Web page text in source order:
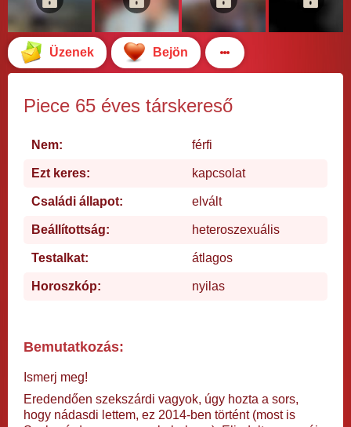
Üzenek Bejön
Piece 65 éves társkereső
Nem: férfi
Ezt keres: kapcsolat
Családi állapot: elvált
Beállítottság: heteroszexuális
Testalkat: átlagos
Horoszkóp: nyilas
Bemutatkozás:
Ismerj meg!
Eredendően szekszárdi vagyok, úgy hozta a sors,
hogy nádasdi lettem, ez 2014-ben történt (most is